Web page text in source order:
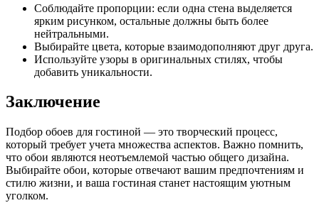
Соблюдайте пропорции: если одна стена выделяется
ярким рисунком, остальные должны быть более
нейтральными.
Выбирайте цвета, которые взаимодополняют друг друга.
Используйте узоры в оригинальных стилях, чтобы
добавить уникальности.
Заключение
Подбор обоев для гостиной — это творческий процесс,
который требует учета множества аспектов. Важно помнить,
что обои являются неотъемлемой частью общего дизайна.
Выбирайте обои, которые отвечают вашим предпочтениям и
стилю жизни, и ваша гостиная станет настоящим уютным
уголком.